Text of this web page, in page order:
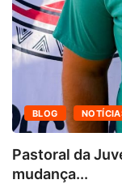
BLOG
Pastoral da
mudança...